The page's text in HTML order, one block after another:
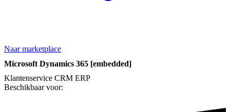
Naar marketplace
Microsoft Dynamics 365 [embedded]
Klantenservice CRM ERP
Beschikbaar voor: